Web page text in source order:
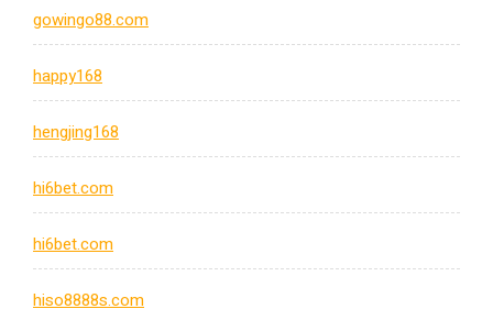
gowingo88.com
happy168
hengjing168
hi6bet.com
hi6bet.com
hiso8888s.com